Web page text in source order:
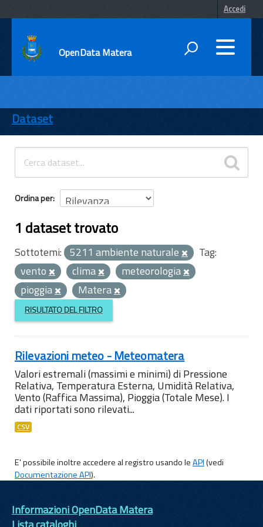
Accedi
OpenData Matera
ENTI
TEMI
INFORMAZIONI
Dataset
Ordina per
1 dataset trovato
Sottotemi: 5211 ambiente naturale
Tag:
vento
clima
meteorologia
pioggia
Matera
RISULTATO DEL FILTRO
Rilevazioni meteo - Meteomatera
Valori estremali (massimi e minimi) di Pressione
Relativa, Temperatura Esterna, Umidità Relativa,
Vento (Raffica Massima), Pioggia (Totale Mese). I
dati riportati sono rilevati...
CSV
E' possibile inoltre accedere al registro usando leAPI(vedi
Documentazione API).
Informazioni OpenData Matera